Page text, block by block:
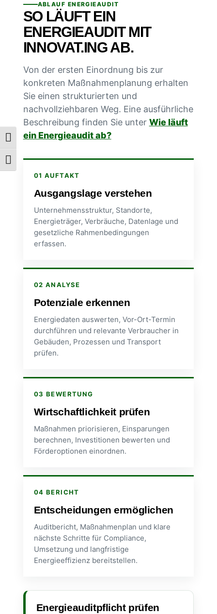
Umschalten auf hohe Kontraste
Schrift vergrößern
ABLAUF ENERGIEAUDIT
SO LÄUFT EIN
ENERGIEAUDIT MIT
INNOVAT.ING AB.
Von der ersten Einordnung bis zur
konkreten Maßnahmenplanung erhalten
Sie einen strukturierten und
nachvollziehbaren Weg. Eine ausführliche
Beschreibung finden Sie unter Wie läuft
ein Energieaudit ab?
01 AUFTAKT
Ausgangslage verstehen
Unternehmensstruktur, Standorte,
Energieträger, Verbräuche, Datenlage und
gesetzliche Rahmenbedingungen
erfassen.
02 ANALYSE
Potenziale erkennen
Energiedaten auswerten, Vor-Ort-Termin
durchführen und relevante Verbraucher in
Gebäuden, Prozessen und Transport
prüfen.
03 BEWERTUNG
Wirtschaftlichkeit prüfen
Maßnahmen priorisieren, Einsparungen
berechnen, Investitionen bewerten und
Förderoptionen einordnen.
04 BERICHT
Entscheidungen ermöglichen
Auditbericht, Maßnahmenplan und klare
nächste Schritte für Compliance,
Umsetzung und langfristige
Energieeffizienz bereitstellen.
Energieauditpflicht prüfen